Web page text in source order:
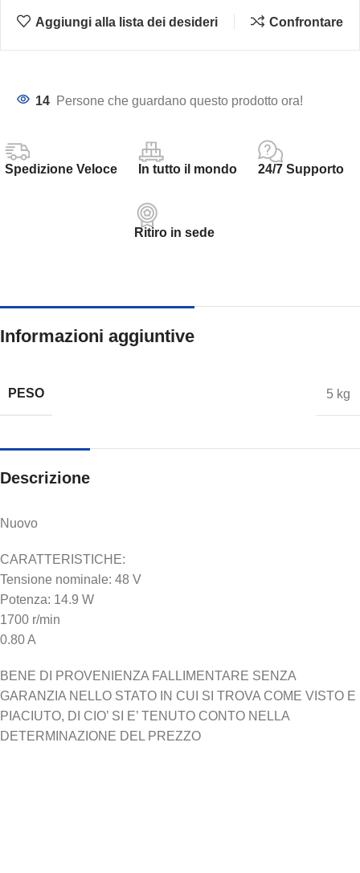
Aggiungi alla lista dei desideri Confrontare
14 Persone che guardano questo prodotto ora!
Spedizione Veloce In tutto il mondo 24/7 Supporto
Ritiro in sede
Informazioni aggiuntive
PESO 5 kg
Descrizione
Nuovo
CARATTERISTICHE:
Tensione nominale: 48 V
Potenza: 14.9 W
1700 r/min
0.80 A
BENE DI PROVENIENZA FALLIMENTARE SENZA
GARANZIA NELLO STATO IN CUI SI TROVA COME VISTO E
PIACIUTO, DI CIO’ SI E’ TENUTO CONTO NELLA
DETERMINAZIONE DEL PREZZO